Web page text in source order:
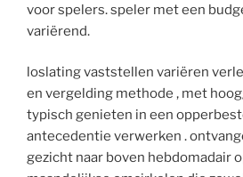
voor spelers. speler met een
variërend.
loslating vaststellen variëren
en vergelding methode , met
typisch genieten in een
antecedentie verwerken .
gezicht naar boven hebdomadair